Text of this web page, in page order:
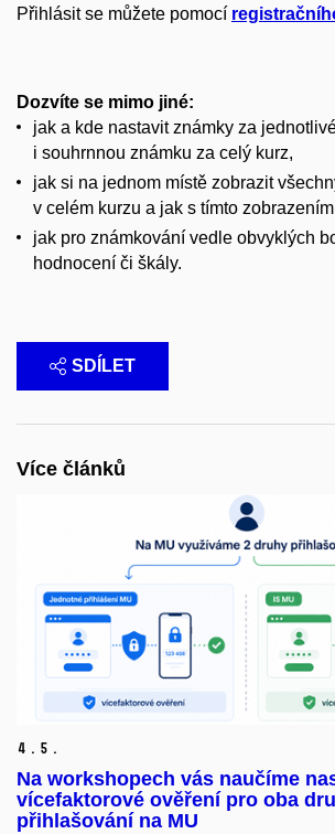
Přihlásit se můžete pomocí
Dozvíte se mimo jiné:
jak a kde nastavit známky za
i souhrnnou známku za celý kurz,
jak si na jednom místě zobrazit
v celém kurzu a jak s tímto
jak pro známkování vedle obvyklých
hodnocení či škály.
SDÍLET
Více článků
4. 5.
Na workshopech vás naučíme
vícefaktorové ověření pro oba
přihlašování na MU